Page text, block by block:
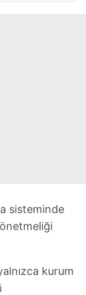
sisteminde
kurum